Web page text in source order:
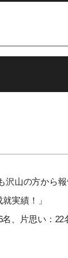
沢山の方から
実績！」
名、片思い：